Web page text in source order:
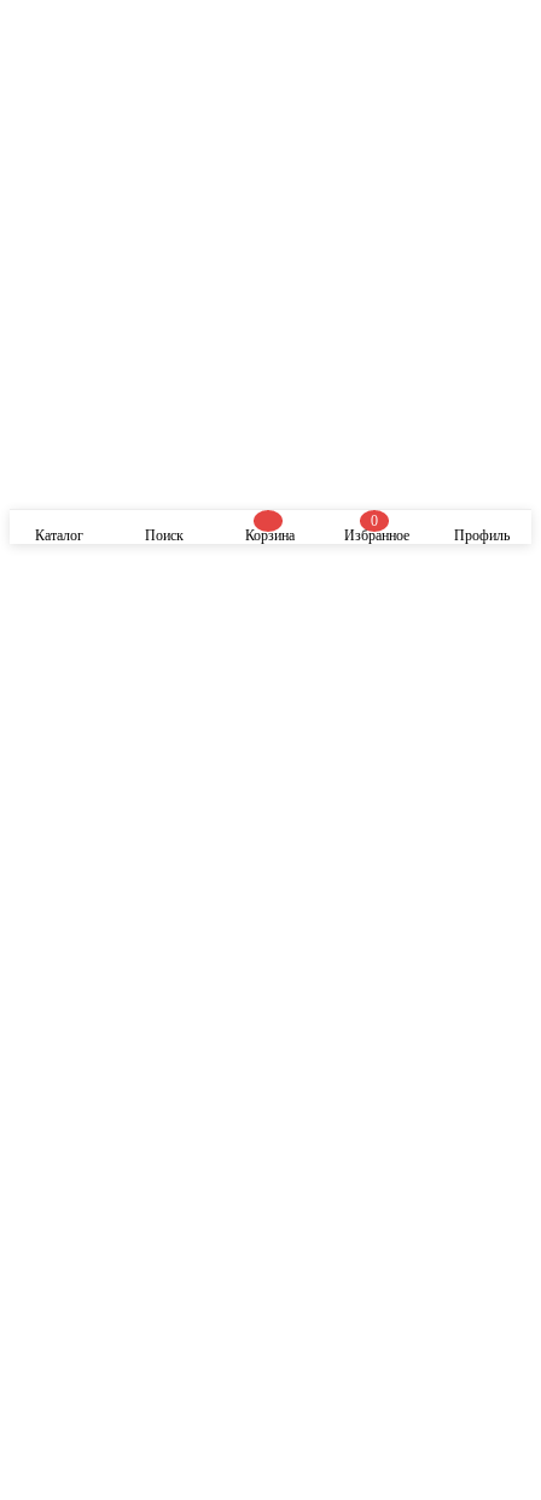
Каталог Поиск Корзина
0
Избранное
Профиль